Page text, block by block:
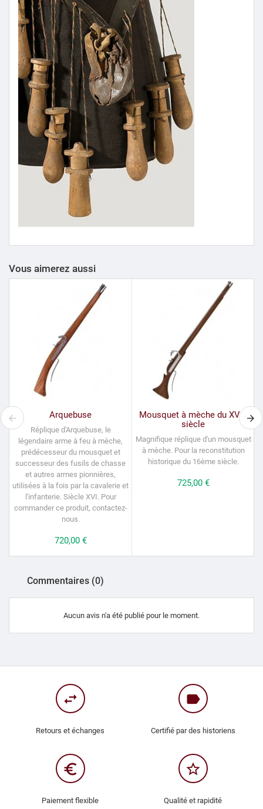
Vous aimerez aussi
Arquebuse
Réplique d'Arquebuse, le
légendaire arme à feu à mèche,
prédécesseur du mousquet et
successeur des fusils de chasse
et autres armes pionnières,
utilisées à la fois par la cavalerie et
l'infanterie. Siècle XVI. Pour
commander ce produit, contactez-
nous.
Prix
720,00 €
Mousquet à mèche du XVIe
siècle
Magnifique réplique d'un mousquet
à mèche. Pour la reconstitution
historique du 16ème siècle.
Prix
725,00 €
Commentaires (0)
Aucun avis n'a été publié pour le moment.
swap_horiz
Retours et échanges
label
Certifié par des historiens
euro_symbol
Paiement flexible
star_border
Qualité et rapidité